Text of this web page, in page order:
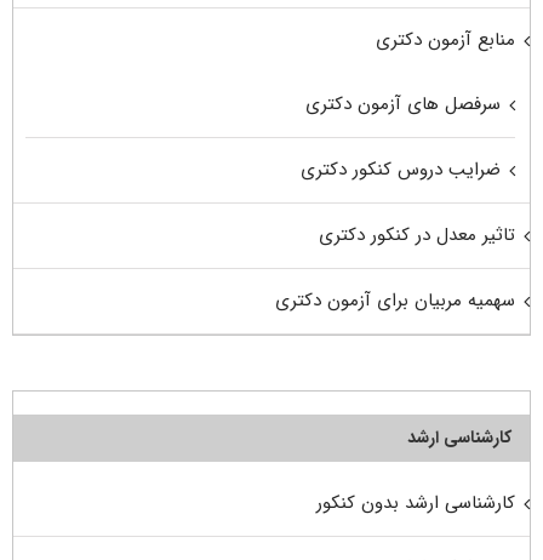
منابع آزمون دکتری
سرفصل های آزمون دکتری
ضرایب دروس کنکور دکتری
تاثیر معدل در کنکور دکتری
سهمیه مربیان برای آزمون دکتری
کارشناسی ارشد
کارشناسی ارشد بدون کنکور